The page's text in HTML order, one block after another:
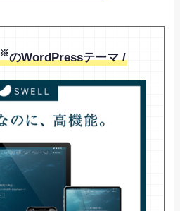
※のWordPressテーマ /